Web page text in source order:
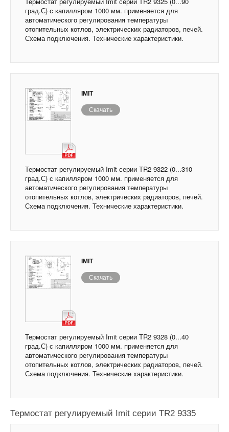
град.С) с капилляром 1000 мм. применяется для
автоматического регулирования температуры
отопительных котлов, электрических радиаторов, печей.
Схема подключения. Технические характеристики.
IMIT
Скачать
Термостат регулируемый Imit серии TR2 9322 (0...310
град.С) с капилляром 1000 мм. применяется для
автоматического регулирования температуры
отопительных котлов, электрических радиаторов, печей.
Схема подключения. Технические характеристики.
IMIT
Скачать
Термостат регулируемый Imit серии TR2 9328 (0...40
град.С) с капилляром 1000 мм. применяется для
автоматического регулирования температуры
отопительных котлов, электрических радиаторов, печей.
Схема подключения. Технические характеристики.
Термостат регулируемый Imit серии TR2 9335